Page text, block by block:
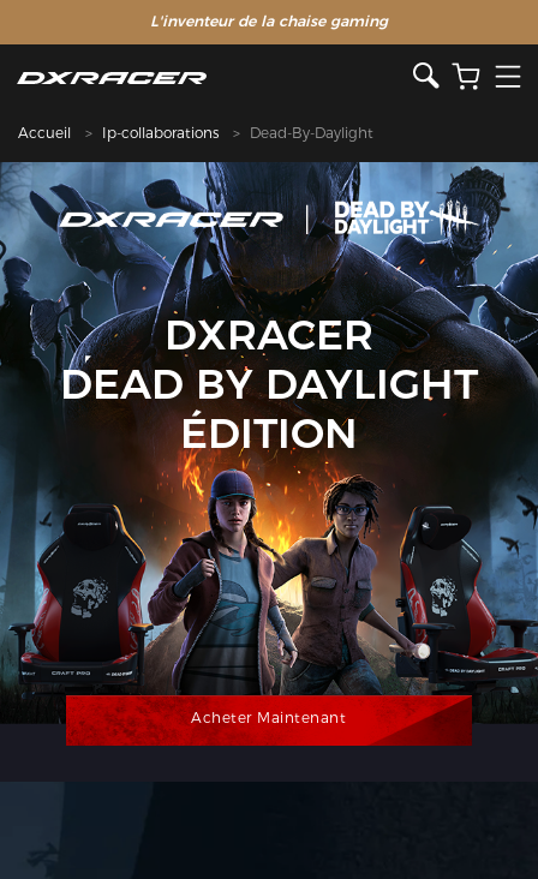
L'inventeur de la chaise gaming
Accueil Ip-collaborations Dead-By-Daylight
DXRACER
DEAD BY DAYLIGHT
ÉDITION
Acheter Maintenant